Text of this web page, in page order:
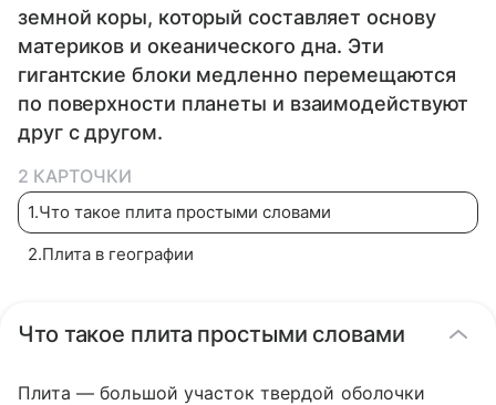
земной коры, который составляет основу
материков и океанического дна. Эти
гигантские блоки медленно перемещаются
по поверхности планеты и взаимодействуют
друг с другом.
2 КАРТОЧКИ
1.Что такое плита простыми словами
2.Плита в географии
Что такое плита простыми словами
Плита — большой участок твердой оболочки